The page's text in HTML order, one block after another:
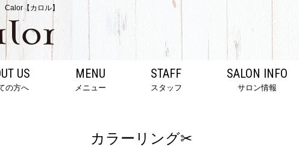
【カロル】
US
の方へ
MENU
メニュー
STAFF
スタッフ
SALON INFO
サロン情報
カラーリング✂